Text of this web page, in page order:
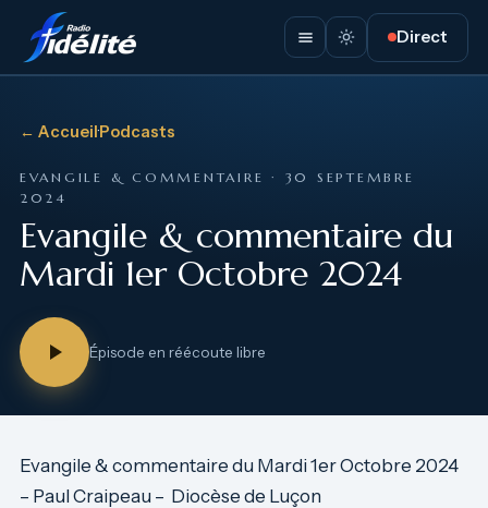
Direct
← Accueil·Podcasts
EVANGILE & COMMENTAIRE · 30 SEPTEMBRE
2024
Evangile & commentaire du
Mardi 1er Octobre 2024
Épisode en réécoute libre
Evangile & commentaire du Mardi 1er Octobre 2024
– Paul Craipeau – Diocèse de Luçon